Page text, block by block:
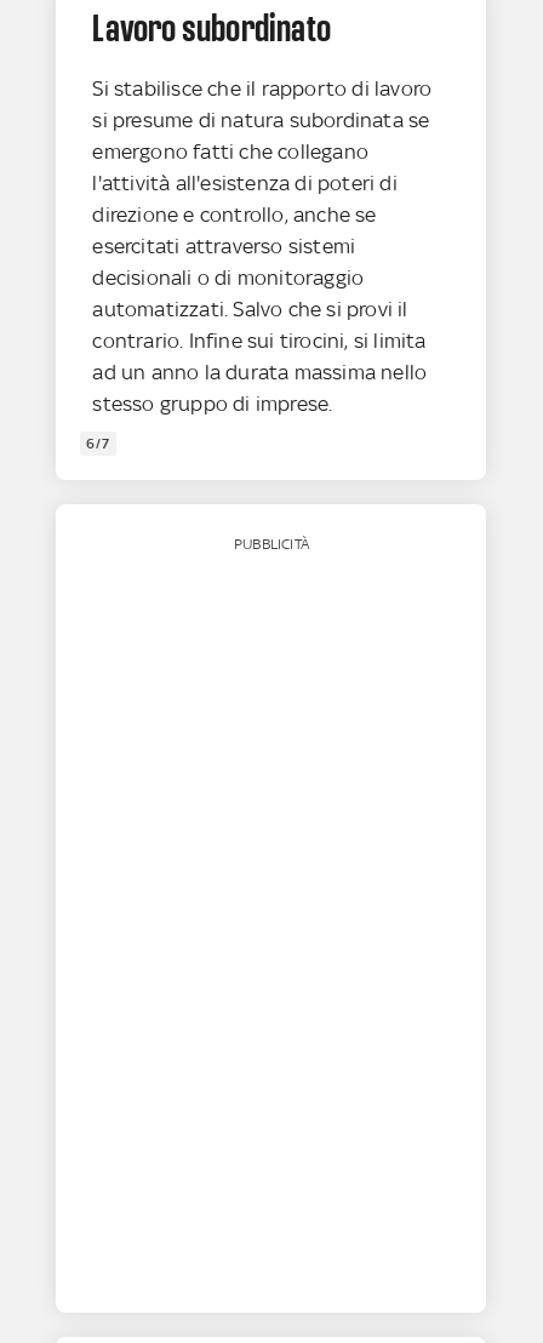
Lavoro subordinato
Si stabilisce che il rapporto di lavoro
si presume di natura subordinata se
emergono fatti che collegano
l'attività all'esistenza di poteri di
direzione e controllo, anche se
esercitati attraverso sistemi
decisionali o di monitoraggio
automatizzati. Salvo che si provi il
contrario. Infine sui tirocini, si limita
ad un anno la durata massima nello
stesso gruppo di imprese.
6/7
PUBBLICITÀ